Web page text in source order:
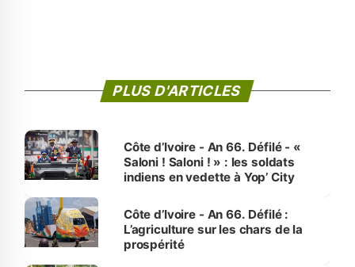
PLUS D'ARTICLES
Côte d’Ivoire - An 66. Défilé - «
Saloni ! Saloni ! » : les soldats
indiens en vedette à Yop’ City
Côte d’Ivoire - An 66. Défilé :
L’agriculture sur les chars de la
prospérité